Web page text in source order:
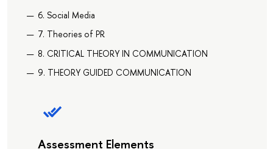
6. Social Media
7. Theories of PR
8. CRITICAL THEORY IN COMMUNICATION
9. THEORY GUIDED COMMUNICATION
Assessment Elements